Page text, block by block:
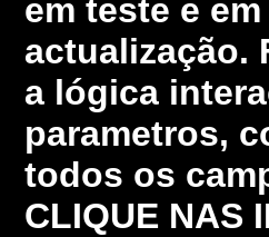
em teste e
actualização.
a lógica
parametros,
todos os
CLIQUE NAS